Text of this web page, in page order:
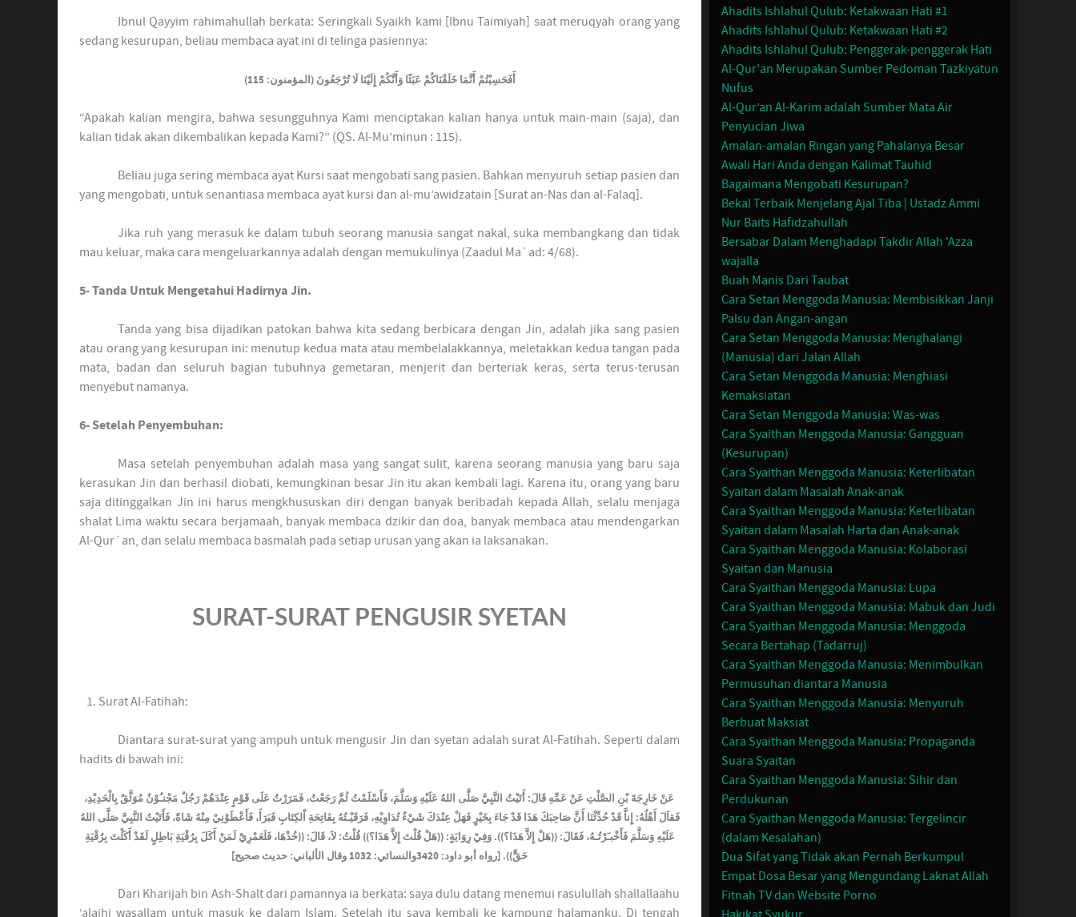
Ibnul Qayyim rahimahullah berkata: Seringkali Syaikh kami [Ibnu Taimiyah] saat meruqyah orang yang
sedang kesurupan, beliau membaca ayat ini di telinga pasiennya:
أَفَحَسِبْتُمْ أَنَّمَا خَلَقْنَاكُمْ عَبَثًا وَأَنَّكُمْ إِلَيْنَا لَا تُرْجَعُونَ (المؤمنون: 115)
“Apakah kalian mengira, bahwa sesungguhnya Kami menciptakan kalian hanya untuk main-main (saja), dan
kalian tidak akan dikembalikan kepada Kami?” (QS. Al-Mu’minun : 115).
Beliau juga sering membaca ayat Kursi saat mengobati sang pasien. Bahkan menyuruh setiap pasien dan
yang mengobati, untuk senantiasa membaca ayat kursi dan al-mu’awidzatain [Surat an-Nas dan al-Falaq].
Jika ruh yang merasuk ke dalam tubuh seorang manusia sangat nakal, suka membangkang dan tidak
mau keluar, maka cara mengeluarkannya adalah dengan memukulinya (Zaadul Ma`ad: 4/68).
5- Tanda Untuk Mengetahui Hadirnya Jin.
Tanda yang bisa dijadikan patokan bahwa kita sedang berbicara dengan Jin, adalah jika sang pasien
atau orang yang kesurupan ini: menutup kedua mata atau membelalakkannya, meletakkan kedua tangan pada
mata, badan dan seluruh bagian tubuhnya gemetaran, menjerit dan berteriak keras, serta terus-terusan
menyebut namanya.
6- Setelah Penyembuhan:
Masa setelah penyembuhan adalah masa yang sangat sulit, karena seorang manusia yang baru saja
kerasukan Jin dan berhasil diobati, kemungkinan besar Jin itu akan kembali lagi. Karena itu, orang yang baru
saja ditinggalkan Jin ini harus mengkhususkan diri dengan banyak beribadah kepada Allah, selalu menjaga
shalat Lima waktu secara berjamaah, banyak membaca dzikir dan doa, banyak membaca atau mendengarkan
Al-Qur`an, dan selalu membaca basmalah pada setiap urusan yang akan ia laksanakan.
SURAT-SURAT PENGUSIR SYETAN
Surat Al-Fatihah:
Diantara surat-surat yang ampuh untuk mengusir Jin dan syetan adalah surat Al-Fatihah. Seperti dalam
hadits di bawah ini:
عَنْ خَارِجَةَ بْنِ الصَّلْتِ عَنْ عَمِّهِ قَالَ: أَتَيْتُ النَّبِيَّ صَلَّى اللهُ عَلَيْهِ وَسَلَّمَ، فَأَسْلَمْتُ ثُمَّ رَجَعْتُ، فَمَرَرْتُ عَلَى قَوْمٍ عِنْدَهُمْ رَجُلٌ مَجْنـُوْنٌ مُوَثَّقٌ بِالْحَدِيْدِ،
فَقاَلَ أَهْلُهُ: إِناَّ قَدْ حُدِّثْنَا أَنَّ صَاحِبَكَ هَذَا قَدْ جَاءَ بِخَيْرٍ فَهَلْ عِنْدَكَ شَيْءٌ تُدَاوِيْهِ، فَرَقَيْـتُهُ بِفَاتِحَةِ اْلكِتَابِ فَبَرَأَ، فَأَعْطَوْنِيْ مِنْهُ شَاةً، فَأَتَيْتُ النَّبِيَّ صَلَّى اللهُ
عَلَيْهِ وَسَلَّمَ فَأَخْبـَرْتُـهُ، فَقَالَ: ((هَلْ إِلاَّ هَذَا؟)). وَفِيْ رِوَايَةٍ: ((هَلْ قُلْتَ إِلاَّ هَذَا؟)) قُلْتُ: لاَ، قَالَ: ((خُذْهَا، فَلَعَمْرِيْ لَمَنْ أَكَلَ بِرُقْيَةِ بَاطِلٍ لَقَدْ أَكَلْتَ بِرُقْيَةِ
حَقٍّ)). [رواه أبو داود: 3420والنسائي: 1032 وقال الألباني: حديث صحيح]
Dari Kharijah bin Ash-Shalt dari pamannya ia berkata: saya dulu datang menemui rasulullah shallallaahu
‘alaihi wasallam untuk masuk ke dalam Islam. Setelah itu saya kembali ke kampung halamanku. Di tengah
Ahadits Ishlahul Qulub: Ketakwaan Hati #1
Ahadits Ishlahul Qulub: Ketakwaan Hati #2
Ahadits Ishlahul Qulub: Penggerak-penggerak Hati
Al-Qur'an Merupakan Sumber Pedoman Tazkiyatun
Nufus
Al-Qur’an Al-Karim adalah Sumber Mata Air
Penyucian Jiwa
Amalan-amalan Ringan yang Pahalanya Besar
Awali Hari Anda dengan Kalimat Tauhid
Bagaimana Mengobati Kesurupan?
Bekal Terbaik Menjelang Ajal Tiba | Ustadz Ammi
Nur Baits Hafidzahullah
Bersabar Dalam Menghadapi Takdir Allah 'Azza
wajalla
Buah Manis Dari Taubat
Cara Setan Menggoda Manusia: Membisikkan Janji
Palsu dan Angan-angan
Cara Setan Menggoda Manusia: Menghalangi
(Manusia) dari Jalan Allah
Cara Setan Menggoda Manusia: Menghiasi
Kemaksiatan
Cara Setan Menggoda Manusia: Was-was
Cara Syaithan Menggoda Manusia: Gangguan
(Kesurupan)
Cara Syaithan Menggoda Manusia: Keterlibatan
Syaitan dalam Masalah Anak-anak
Cara Syaithan Menggoda Manusia: Keterlibatan
Syaitan dalam Masalah Harta dan Anak-anak
Cara Syaithan Menggoda Manusia: Kolaborasi
Syaitan dan Manusia
Cara Syaithan Menggoda Manusia: Lupa
Cara Syaithan Menggoda Manusia: Mabuk dan Judi
Cara Syaithan Menggoda Manusia: Menggoda
Secara Bertahap (Tadarruj)
Cara Syaithan Menggoda Manusia: Menimbulkan
Permusuhan diantara Manusia
Cara Syaithan Menggoda Manusia: Menyuruh
Berbuat Maksiat
Cara Syaithan Menggoda Manusia: Propaganda
Suara Syaitan
Cara Syaithan Menggoda Manusia: Sihir dan
Perdukunan
Cara Syaithan Menggoda Manusia: Tergelincir
(dalam Kesalahan)
Dua Sifat yang Tidak akan Pernah Berkumpul
Empat Dosa Besar yang Mengundang Laknat Allah
Fitnah TV dan Website Porno